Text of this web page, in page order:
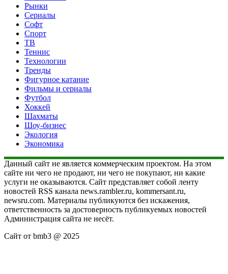
Рынки
Сериалы
Софт
Спорт
ТВ
Теннис
Технологии
Тренды
Фигурное катание
Фильмы и сериалы
Футбол
Хоккей
Шахматы
Шоу-бизнес
Экология
Экономика
Данный сайт не является коммерческим проектом. На этом
сайте ни чего не продают, ни чего не покупают, ни какие
услуги не оказываются. Сайт представляет собой ленту
новостей RSS канала news.rambler.ru, kommersant.ru,
newsru.com. Материалы публикуются без искажения,
ответственность за достоверность публикуемых новостей
Администрация сайта не несёт.
Сайт от bmb3 @ 2025